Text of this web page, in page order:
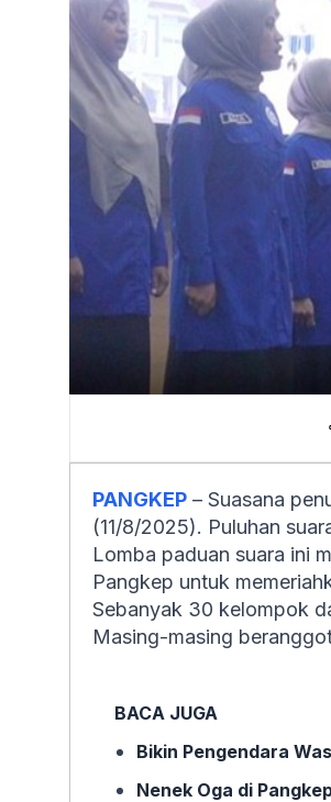
PANGKEP – Suasana
(11/8/2025). Puluhan
Lomba paduan suara ini
Pangkep untuk
Sebanyak 30 kelompok
Masing-masing
BACA JUGA
Bikin Pengendara
Nenek Oga di